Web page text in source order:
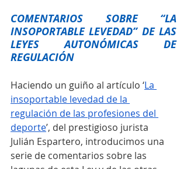
COMENTARIOS SOBRE “LA
INSOPORTABLE LEVEDAD” DE LAS
LEYES AUTONÓMICAS DE
REGULACIÓN
Haciendo un guiño al artículo ‘La
insoportable levedad de la
regulación de las profesiones del
deporte’, del prestigioso jurista
Julián Espartero, introducimos una
serie de comentarios sobre las